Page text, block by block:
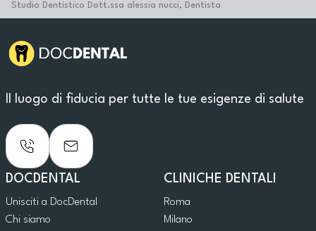
Studio Dentistico Dott.ssa alessia nucci, Dentista
Il luogo di fiducia per tutte le tue esigenze di salute
DOCDENTAL
Unisciti a DocDental
Chi siamo
CLINICHE DENTALI
Roma
Milano